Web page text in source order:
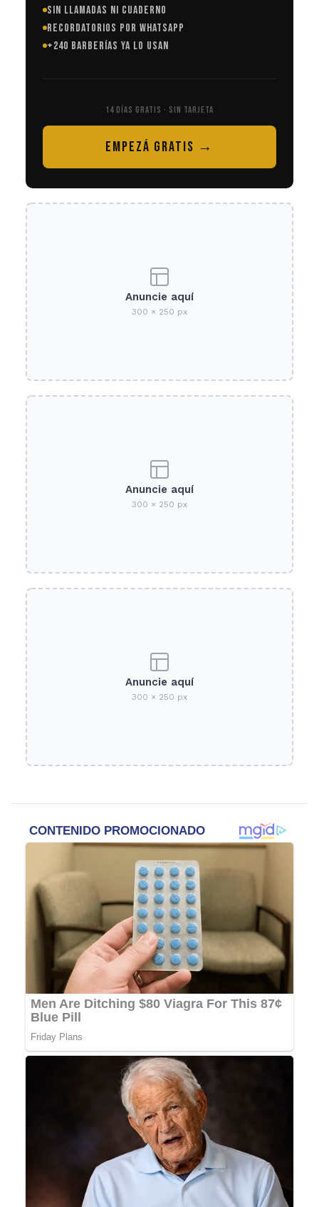
SIN LLAMADAS NI CUADERNO
RECORDATORIOS POR WHATSAPP
+240 BARBERÍAS YA LO USAN
14 DÍAS GRATIS · SIN TARJETA
EMPEZÁ GRATIS →
Anuncie aquí
300 × 250 px
Anuncie aquí
300 × 250 px
Anuncie aquí
300 × 250 px